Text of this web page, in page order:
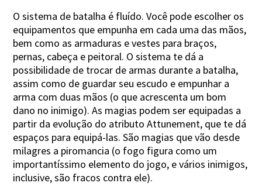
O sistema de batalha é fluído. Você pode escolher os
equipamentos que empunha em cada uma das mãos,
bem como as armaduras e vestes para braços,
pernas, cabeça e peitoral. O sistema te dá a
possibilidade de trocar de armas durante a batalha,
assim como de guardar seu escudo e empunhar a
arma com duas mãos (o que acrescenta um bom
dano no inimigo). As magias podem ser equipadas a
partir da evolução do atributo Attunement, que te dá
espaços para equipá-las. São magias que vão desde
milagres a piromancia (o fogo figura como um
importantíssimo elemento do jogo, e vários inimigos,
inclusive, são fracos contra ele).